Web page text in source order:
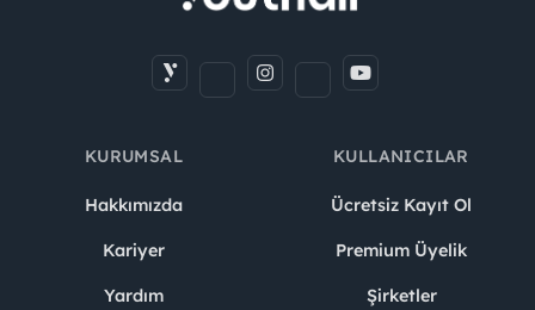
KURUMSAL
Hakkımızda
Kariyer
Yardım
KULLANICILAR
Ücretsiz Kayıt Ol
Premium Üyelik
Şirketler